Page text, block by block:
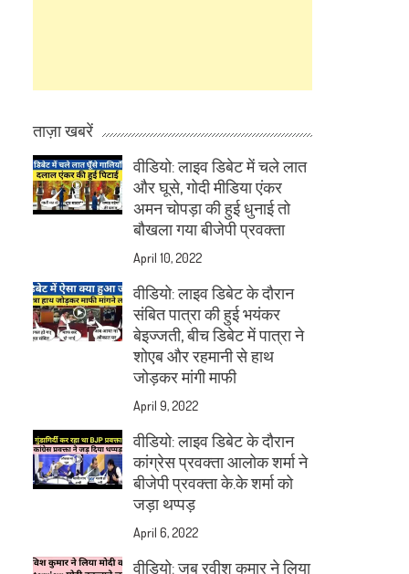
ताज़ा खबरें
वीडियो: लाइव डिबेट में चले लात
और घूसे, गोदी मीडिया एंकर
अमन चोपड़ा की हुई धुनाई तो
बौखला गया बीजेपी प्रवक्ता
April 10, 2022
वीडियो: लाइव डिबेट के दौरान
संबित पात्रा की हुई भयंकर
बेइज्जती, बीच डिबेट में पात्रा ने
शोएब और रहमानी से हाथ
जोड़कर मांगी माफी
April 9, 2022
वीडियो: लाइव डिबेट के दौरान
कांग्रेस प्रवक्ता आलोक शर्मा ने
बीजेपी प्रवक्ता के.के शर्मा को
जड़ा थप्पड़
April 6, 2022
वीडियो: जब रवीश कुमार ने लिया